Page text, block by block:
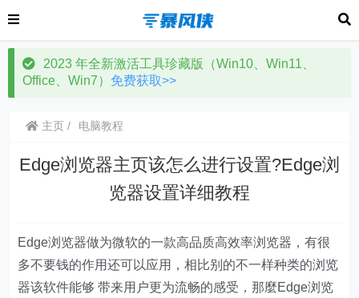
2023 年全新激活工具珍藏版（Win10、Win11、
Office、Win7） 免费获取>>
主页 电脑教程
Edge浏览器主页该怎么进行设置?Edge浏
览器设置详细教程
Edge浏览器做为微软的一款高品质高效率浏览器，有很
多不要钱的作用还可以应用，相比别的不一样种类的浏览
器该软件能够 带来用户更为流畅的感受，那麼Edge浏览